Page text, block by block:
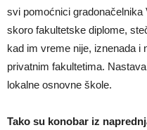
svi pomoćnici gradonačelnika
skoro fakultetske diplome,
kad im vreme nije, iznenada i
privatnim fakultetima.
lokalne osnovne škole.
Tako su konobar iz